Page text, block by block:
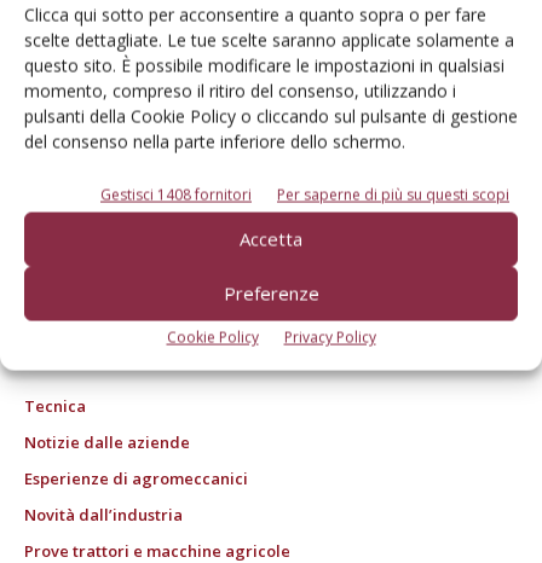
Clicca qui sotto per acconsentire a quanto sopra o per fare
scelte dettagliate. Le tue scelte saranno applicate solamente a
questo sito. È possibile modificare le impostazioni in qualsiasi
momento, compreso il ritiro del consenso, utilizzando i
pulsanti della Cookie Policy o cliccando sul pulsante di gestione
del consenso nella parte inferiore dello schermo.
Gestisci 1408 fornitori Per saperne di più su questi scopi
Accetta
Preferenze
Cookie Policy Privacy Policy
© Tecniche Nuove Spa. Tutti i diritti riservati. Sede legale Via Eritrea 21 -
20157 Milano | Codice fiscale, Partita IVA e Iscrizione al Registro delle
imprese di Milano: 00753480151
Registrazione Tribunale di Milano n. 71 del 05/03/2014 (Precedentemente
registrata presso il Tribunale di Bologna n. 6111 del 12/06/1992)
ROC "Poste italiane Spa sped. Abbonamento Postale DL 353/2003 conv. L.
Tecnica
Notizie dalle aziende
Esperienze di agromeccanici
Novità dall’industria
Prove trattori e macchine agricole